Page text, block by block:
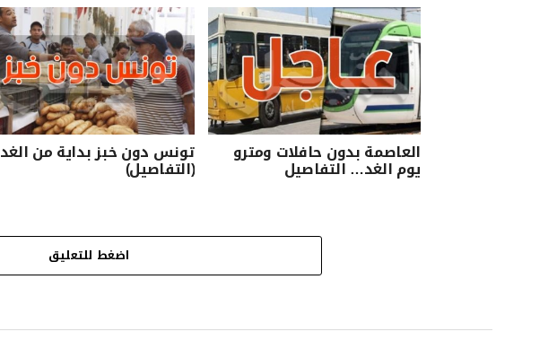
العاصمة بدون حافلات ومترو
يوم الغد… التفاصيل
تونس دون خبز بداية من الغد
(التفاصيل)
اضغط للتعليق